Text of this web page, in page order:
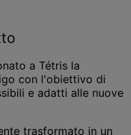
a Tétris la
con l'obiettivo di
e adatti alle nuove
trasformato in un